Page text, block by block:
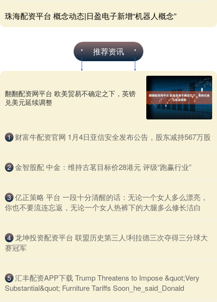
珠海配资平台 概念动态|日盈电子新增“机器人概念”
推荐资讯
翻翻配资网平台 欧美贸易不确定之下，英镑
兑美元延续调整
1 ​财富牛配资官网 1月4日亚信安全发布公告，股东减持567万股
2 ​金智股配 中金：维持古茗目标价28港元 评级“跑赢行业”
3 ​亿正策略 平台 一段十分清醒的话：无论一个女人多么漂亮，
你也不要流连忘返，无论一个女人热裤下的大腿多么修长洁白
4 ​龙坤投资配资平台 联盟历史第三人!利拉德三次夺得三分球大
赛冠军
5 ​汇丰配资APP下载 Trump Threatens to Impose &quot;Very
Substantial&quot; Furniture Tariffs Soon_he_said_Donald